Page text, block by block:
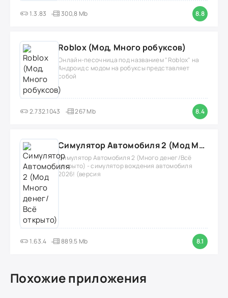
1.3.83 300,8 Mb 8.8
Roblox (Мод, Много робуксов)
Онлайн-песочница под названием "Roblox" на
Андроид с модом на робуксы представляет
собой
2.732.1043 267 Mb 8.4
Симулятор Автомобиля 2 (Мод Много денег/Всё открыто)
Симулятор Автомобиля 2 (Много денег/Всё
открыто) - симулятор вождения автомобиля
2026! (версия
1.63.4 889.5 Mb 8.1
Похожие приложения